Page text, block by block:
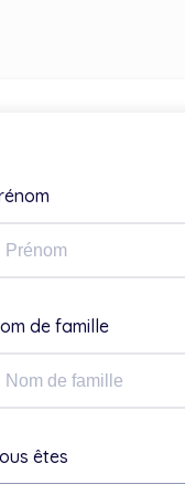
de famille
êtes